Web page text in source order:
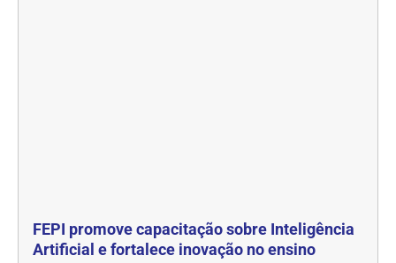
FEPI promove capacitação sobre Inteligência
Artificial e fortalece inovação no ensino